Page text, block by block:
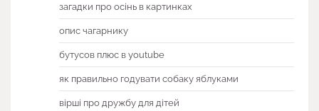
загадки про осінь в картинках
опис чагарнику
бутусов плюс в youtube
як правильно годувати собаку яблуками
вірші про дружбу для дітей